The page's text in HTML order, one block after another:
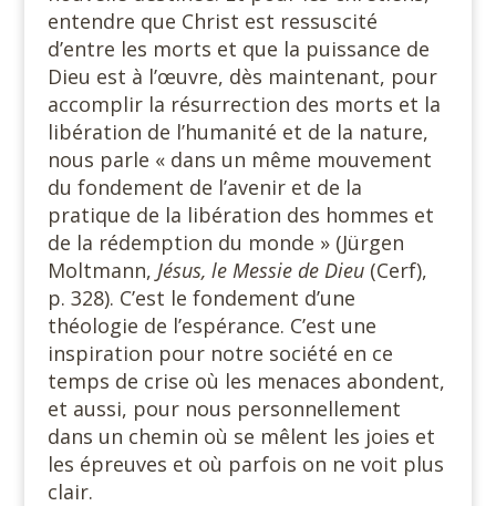
entendre que Christ est ressuscité
d’entre les morts et que la puissance de
Dieu est à l’œuvre, dès maintenant, pour
accomplir la résurrection des morts et la
libération de l’humanité et de la nature,
nous parle « dans un même mouvement
du fondement de l’avenir et de la
pratique de la libération des hommes et
de la rédemption du monde » (Jürgen
Moltmann, Jésus, le Messie de Dieu(Cerf),
p. 328). C’est le fondement d’une
théologie de l’espérance. C’est une
inspiration pour notre société en ce
temps de crise où les menaces abondent,
et aussi, pour nous personnellement
dans un chemin où se mêlent les joies et
les épreuves et où parfois on ne voit plus
clair.